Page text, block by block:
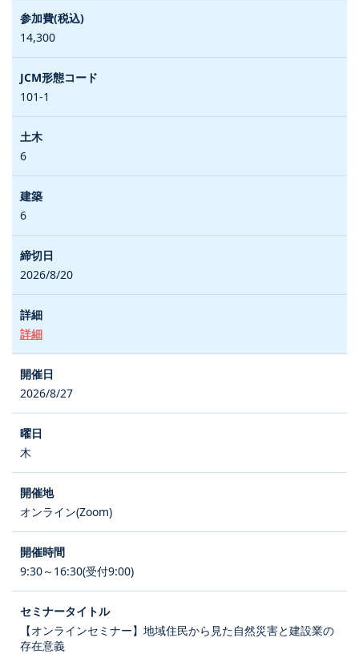
14,300
101-1
6
6
2026/8/20
詳細
2026/8/27
木
オンライン(Zoom)
9:30～16:30(受付9:00)
【オンラインセミナー】地域住民から見た自然災害と建設業の
存在意義